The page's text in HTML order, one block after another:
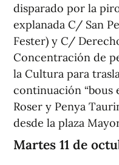
disparado por la
explanada C/ San
Fester) y C/
Concentración de
la Cultura para
continuación “bous
Roser y Penya
desde la plaza
Martes 11 de